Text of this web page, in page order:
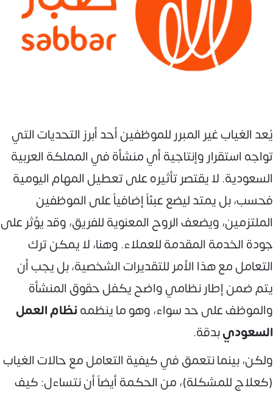
يُعد الغياب غير المبرر للموظفين أحد أبرز التحديات التي
تواجه استقرار وإنتاجية أي منشأة في المملكة العربية
السعودية. لا يقتصر تأثيره على تعطيل المهام اليومية
فحسب، بل يمتد ليضع عبئاً إضافياً على الموظفين
الملتزمين، ويضعف الروح المعنوية للفريق، وقد يؤثر على
جودة الخدمة المقدمة للعملاء. وهنا، لا يمكن ترك
التعامل مع هذا الأمر للتقديرات الشخصية، بل يجب أن
يتم ضمن إطار نظامي واضح يكفل حقوق المنشأة
والموظف على حد سواء، وهو ما ينظمهنظام العمل
السعوديبدقة.
ولكن، بينما نتعمق في كيفية التعامل مع حالات الغياب
(كعلاج للمشكلة)، من الحكمة أيضاً أن نتساءل: كيف